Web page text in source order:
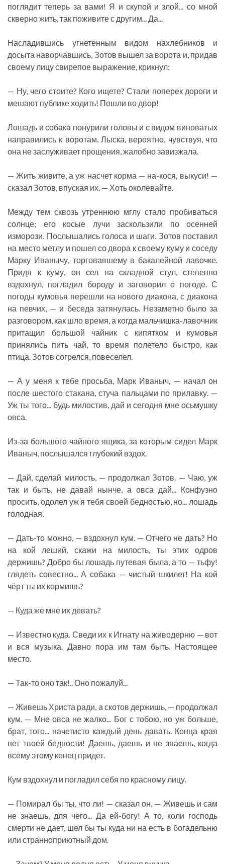
поглядит теперь за вами! Я и скупой и злой... со мной
скверно жить, так поживите с другим... Да...
Насладившись угнетенным видом нахлебников и
досыта наворчавшись, Зотов вышел за ворота и, придав
своему лицу свирепое выражение, крикнул:
— Ну, чего стоите? Кого ищете? Стали поперек дороги и
мешают публике ходить! Пошли во двор!
Лошадь и собака понурили головы и с видом виноватых
направились к воротам. Лыска, вероятно, чувствуя, что
она не заслуживает прощения, жалобно завизжала.
— Жить живите, а уж насчет корма — на-кося, выкуси! —
сказал Зотов, впуская их. — Хоть околевайте.
Между тем сквозь утреннюю мглу стало пробиваться
солнце; его косые лучи заскользили по осенней
изморози. Послышались голоса и шаги. Зотов поставил
на место метлу и пошел со двора к своему куму и соседу
Марку Иванычу, торговавшему в бакалейной лавочке.
Придя к куму, он сел на складной стул, степенно
вздохнул, погладил бороду и заговорил о погоде. С
погоды кумовья перешли на нового диакона, с диакона
на певчих, — и беседа затянулась. Незаметно было за
разговором, как шло время, а когда мальчишка-лавочник
притащил большой чайник с кипятком и кумовья
принялись пить чай, то время полетело быстро, как
птица. Зотов согрелся, повеселел.
— А у меня к тебе просьба, Марк Иваныч, — начал он
после шестого стакана, стуча пальцами по прилавку. —
Уж ты того... будь милостив, дай и сегодня мне осьмушку
овса.
Из-за большого чайного ящика, за которым сидел Марк
Иваныч, послышался глубокий вздох.
— Дай, сделай милость, — продолжал Зотов. — Чаю, уж
так и быть, не давай нынче, а овса дай... Конфузно
просить, одолел уж я тебя своей бедностью, но... лошадь
голодная.
— Дать-то можно, — вздохнул кум. — Отчего не дать? Но
на кой леший, скажи на милость, ты этих одров
держишь? Добро бы лошадь путевая была, а то — тьфу!
глядеть совестно... А собака — чистый шкилет! На кой
чёрт ты их кормишь?
— Куда же мне их девать?
— Известно куда. Сведи их к Игнату на живодерню — вот
и вся музыка. Давно пора им там быть. Настоящее
место.
— Так-то оно так!.. Оно пожалуй...
— Живешь Христа ради, а скотов держишь, — продолжал
кум. — Мне овса не жалко... Бог с тобою, но уж больше,
брат, того... начетисто каждый день давать. Конца края
нет твоей бедности! Даешь, даешь и не знаешь, когда
всему этому конец придет.
Кум вздохнул и погладил себя по красному лицу.
— Помирал бы ты, что ли! — сказал он. — Живешь и сам
не знаешь, для чего... Да ей-богу! А то, коли господь
смерти не дает, шел бы ты куда ни на есть в богадельню
или странноприютный дом.